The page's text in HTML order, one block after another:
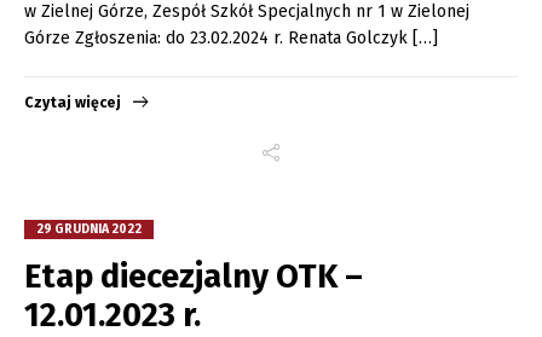
w Zielnej Górze, Zespół Szkół Specjalnych nr 1 w Zielonej
Górze Zgłoszenia: do 23.02.2024 r. Renata Golczyk […]
Czytaj więcej
29 GRUDNIA 2022
Etap diecezjalny OTK –
12.01.2023 r.